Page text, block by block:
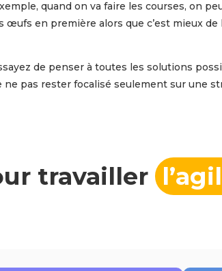
quand on va faire les courses, on
en première alors que c’est mieux
de penser à toutes les solutions
pas rester focalisé seulement sur une
travailler